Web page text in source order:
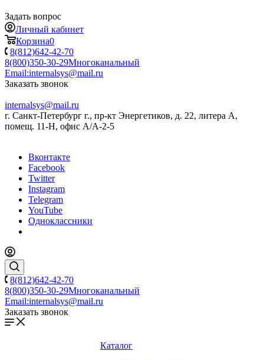
Задать вопрос
Личный кабинет
Корзина0
8(812)642-42-70
8(800)350-30-29Многоканальный
Email:internalsys@mail.ru
Заказать звонок
internalsys@mail.ru
г. Санкт-Петербург г., пр-кт Энергетиков, д. 22, литера А,
помещ. 11-Н, офис А/А-2-5
Вконтакте
Facebook
Twitter
Instagram
Telegram
YouTube
Одноклассники
8(812)642-42-70
8(800)350-30-29Многоканальный
Email:internalsys@mail.ru
Заказать звонок
Каталог